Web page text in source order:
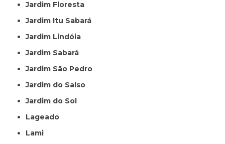
Jardim Floresta
Jardim Itu Sabará
Jardim Lindóia
Jardim Sabará
Jardim São Pedro
Jardim do Salso
Jardim do Sol
Lageado
Lami